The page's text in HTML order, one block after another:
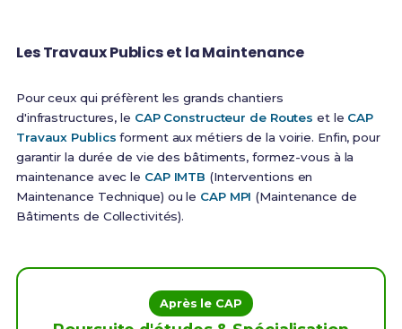
Les Travaux Publics et la Maintenance
Pour ceux qui préfèrent les grands chantiers
d'infrastructures, le CAP Constructeur de Routes et le CAP
Travaux Publics forment aux métiers de la voirie. Enfin, pour
garantir la durée de vie des bâtiments, formez-vous à la
maintenance avec le CAP IMTB (Interventions en
Maintenance Technique) ou le CAP MPI (Maintenance de
Bâtiments de Collectivités).
Après le CAP